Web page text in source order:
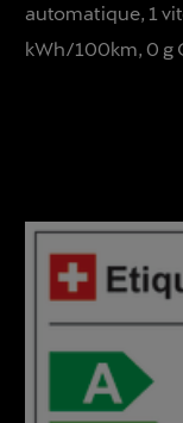
automatique, 1
kWh/100km, 0 g